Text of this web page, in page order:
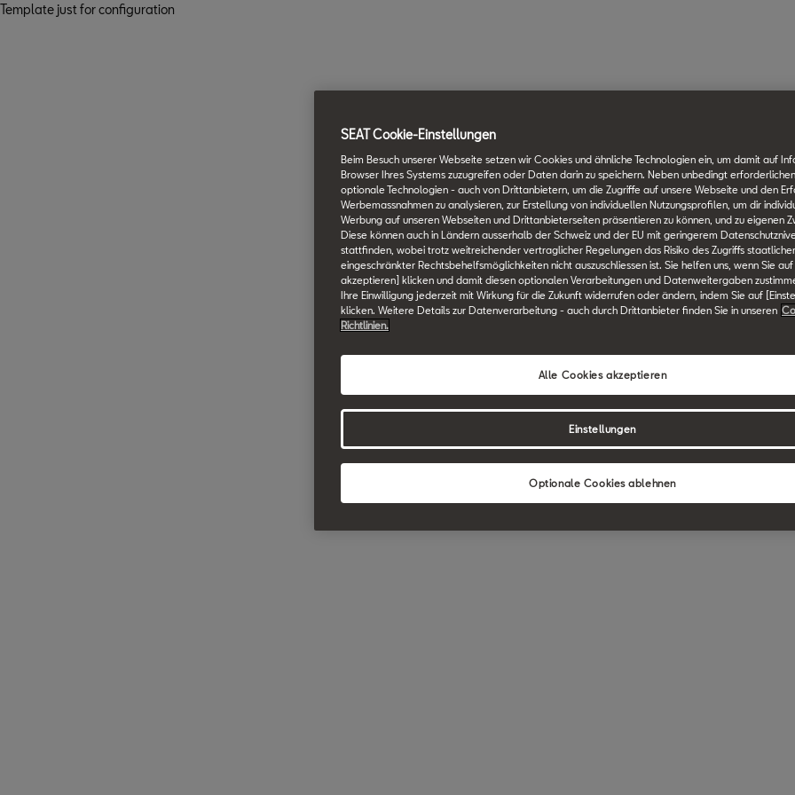
Template just for configuration
SEAT Cookie-Einstellungen
Beim Besuch unserer Webseite setzen wir Cookies und ähnliche Technologien ein, um damit auf
Browser Ihres Systems zuzugreifen oder Daten darin zu speichern. Neben unbedingt
optionale Technologien - auch von Drittanbietern, um die Zugriffe auf unsere Webseite und den
Werbemassnahmen zu analysieren, zur Erstellung von individuellen Nutzungsprofilen, um dir
Werbung auf unseren Webseiten und Drittanbieterseiten präsentieren zu können, und zu eigenen
Diese können auch in Ländern ausserhalb der Schweiz und der EU mit geringerem
stattfinden, wobei trotz weitreichender vertraglicher Regelungen das Risiko des Zugriffs
eingeschränkter Rechtsbehelfsmöglichkeiten nicht auszuschliessen ist. Sie helfen uns, wenn Sie
akzeptieren] klicken und damit diesen optionalen Verarbeitungen und Datenweitergaben
Ihre Einwilligung jederzeit mit Wirkung für die Zukunft widerrufen oder ändern, indem Sie auf
klicken. Weitere Details zur Datenverarbeitung - auch durch Drittanbieter finden Sie in unseren
Richtlinien.
Optionale Cookies ablehnen
Alle Cookies akzeptieren
Einstellungen